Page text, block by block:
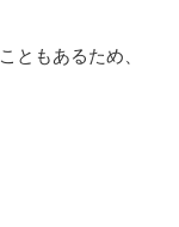
ともあるため、